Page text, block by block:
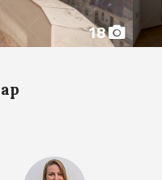
18